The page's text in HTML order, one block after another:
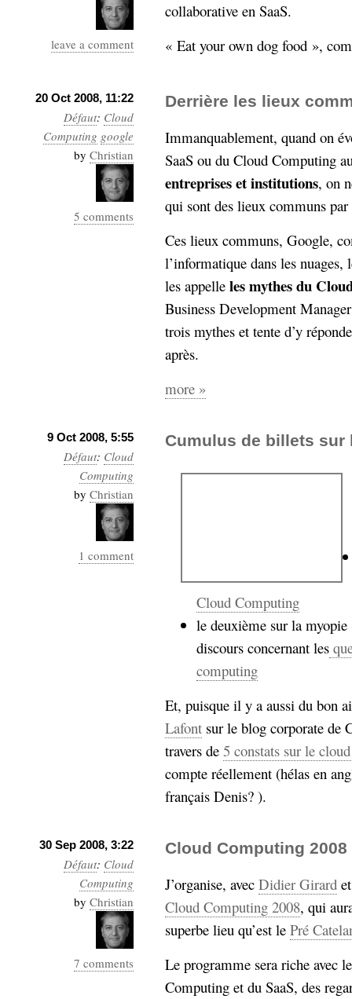
leave a comment
collaborative en SaaS.
« Eat your own dog food »,
20 Oct 2008, 11:22
Défaut: Cloud
Computing google
by Christian
5 comments
Derrière les lieux
Immanquablement, quand on
SaaS ou du Cloud Computing
entreprises et institutions, on
qui sont des lieux communs
Ces lieux communs, Google,
l’informatique dans les
les appelle les mythes du
Business Development
trois mythes et tente d’y
après.
more »
9 Oct 2008, 5:55
Défaut: Cloud
Computing
by Christian
1 comment
Cumulus de billets sur
Cloud Computing
le deuxième sur la
discours concernant les
computing
Et, puisque il y a aussi du bon
Lafont sur le blog corporate de
travers de 5 constats sur le
compte réellement (hélas en
français Denis? ).
30 Sep 2008, 3:22
Défaut: Cloud
Computing
by Christian
7 comments
Cloud Computing 2008
J’organise, avec Didier Girard
Cloud Computing 2008, qui
superbe lieu qu’est le Pré
Le programme sera riche avec
Computing et du SaaS, des